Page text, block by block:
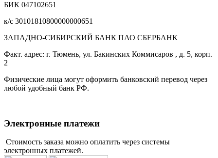
БИК 047102651
к/с 30101810800000000651
ЗАПАДНО-СИБИРСКИЙ БАНК ПАО СБЕРБАНК
Факт. адрес: г. Тюмень, ул. Бакинских Коммисаров , д. 5, корп.
2
Физические лица могут оформить банковский перевод через
любой удобный банк РФ.
Электронные платежи
Стоимость заказа можно оплатить через системы
электронных платежей.